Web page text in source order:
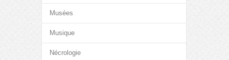
Musées
Musique
Nécrologie